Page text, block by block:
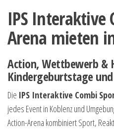
IPS Interaktive
Arena mieten
Action, Wettbewerb &
Kindergeburtstage
Die IPS Interaktive Combi
jedes Event in Koblenz und
Action-Arena kombiniert Sport,